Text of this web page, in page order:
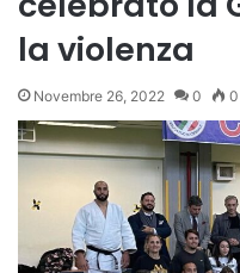
la violenza
Novembre 26, 2022 0 0